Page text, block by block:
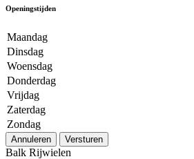
Openingstijden
Maandag
Dinsdag
Woensdag
Donderdag
Vrijdag
Zaterdag
Zondag
Annuleren Versturen
Balk Rijwielen